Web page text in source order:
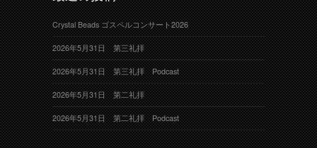
Crystal Beads ゴスペルコンサート2026
2026年5月31日 第三礼拝
2026年5月31日 第三礼拝 Podcast
2026年5月31日 第二礼拝
2026年5月31日 第二礼拝 Podcast